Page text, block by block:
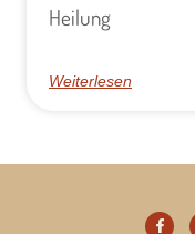
Heilung
Weiterlesen